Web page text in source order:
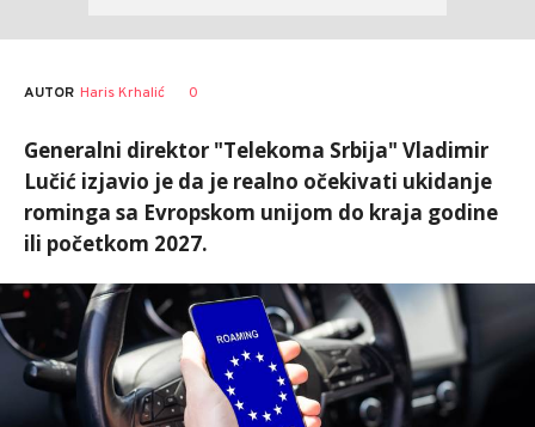
AUTOR Haris Krhalić 0
Generalni direktor "Telekoma Srbija" Vladimir
Lučić izjavio je da je realno očekivati ukidanje
rominga sa Evropskom unijom do kraja godine
ili početkom 2027.